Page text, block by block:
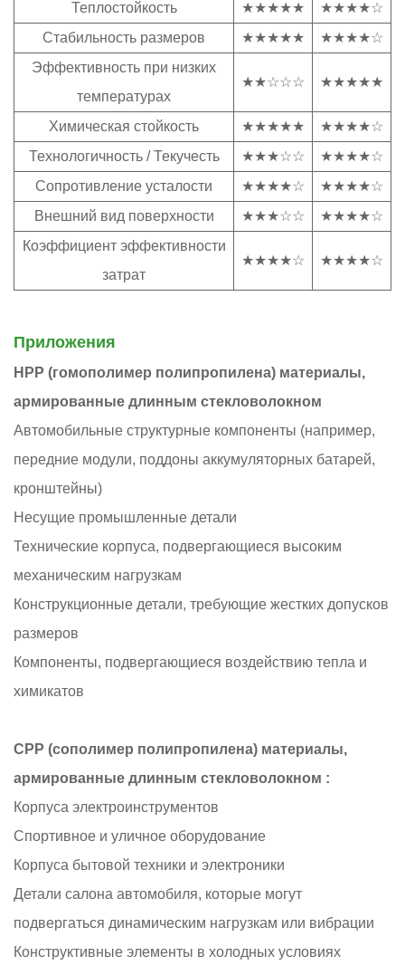
Теплостойкость ★★★★★
★★★★☆
Стабильность размеров
★★★★★
★★★★☆
Эффективность при низких
температурах
★★☆☆☆ ★★★★★
Химическая стойкость ★★★★★
★★★★☆
Технологичность / Текучесть
★★★☆☆
★★★★☆
Сопротивление усталости
★★★★☆
★★★★☆
Внешний вид поверхности
★★★☆☆
★★★★☆
Коэффициент эффективности
затрат
★★★★☆ ★★★★☆
Приложения
HPP (гомополимер полипропилена) материалы,
армированные длинным стекловолокном
Автомобильные структурные компоненты (например,
передние модули, поддоны аккумуляторных батарей,
кронштейны)
Несущие промышленные детали
Технические корпуса, подвергающиеся высоким
механическим нагрузкам
Конструкционные детали, требующие жестких допусков
размеров
Компоненты, подвергающиеся воздействию тепла и
химикатов
CPP (сополимер полипропилена) материалы,
армированные длинным стекловолокном :
Корпуса электроинструментов
Спортивное и уличное оборудование
Корпуса бытовой техники и электроники
Детали салона автомобиля, которые могут
подвергаться динамическим нагрузкам или вибрации
Конструктивные элементы в холодных условиях